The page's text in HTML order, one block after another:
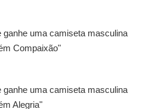
ganhe uma camiseta masculina
Compaixão"
ganhe uma camiseta masculina
Alegria"